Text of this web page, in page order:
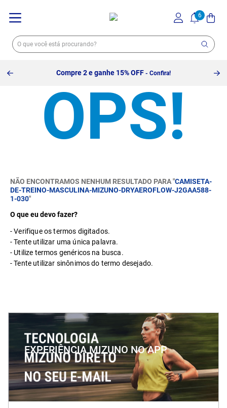
Compre 2 e ganhe 15% OFF - Confira!
NÃO ENCONTRAMOS NENHUM RESULTADO PARA "CAMISETA-
DE-TREINO-MASCULINA-MIZUNO-DRYAEROFLOW-J2GAA588-
1-030"
O que eu devo fazer?
Verifique os termos digitados.
Tente utilizar uma única palavra.
Utilize termos genéricos na busca.
Tente utilizar sinônimos do termo desejado.
EXPERIÊNCIA MIZUNO NO APP